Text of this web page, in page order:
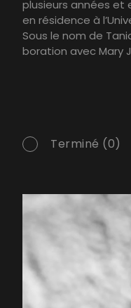
plusieurs années
en résidence à
Sous le nom de
boration avec Mary
Terminé (0)